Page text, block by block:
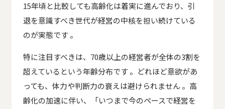
15年頃と比較しても高齢化は着実に進んでおり、引
退を意識すべき世代が経営の中核を担い続けている
のが実態です 。
特に注目すべきは、70歳以上の経営者が全体の3割を
超えているという年齢分布です 。どれほど意欲があ
っても、体力や判断力の衰えは避けられません 。高
齢化の加速に伴い、「いつまで今のペースで経営を